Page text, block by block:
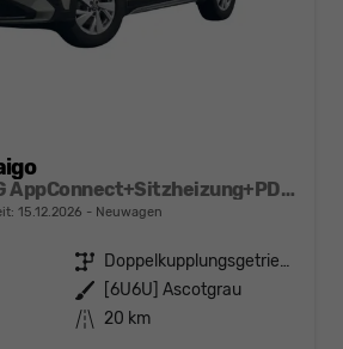
Trend 115PS DSG AppConnect+Sitzheizung+PDC+Alu16+LED+DAB+FrontAssist
15.12.2026 Neuwagen
Getriebe
Doppelkupplungsgetriebe (DSG)
Außenfarbe
[6U6U] Ascotgrau
Kilometerstand 20 km